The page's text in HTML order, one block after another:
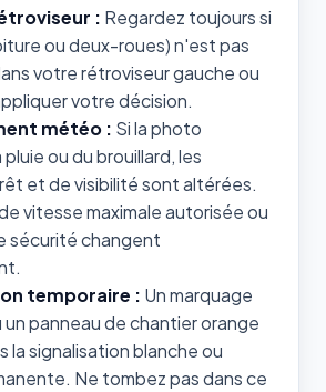
: Regardez toujours si
ou deux-roues) n'est pas
votre rétroviseur gauche ou
votre décision.
météo : Si la photo
ou du brouillard, les
et de visibilité sont altérées.
vitesse maximale autorisée ou
sécurité changent
temporaire : Un marquage
un panneau de chantier orange
la signalisation blanche ou
Ne tombez pas dans ce